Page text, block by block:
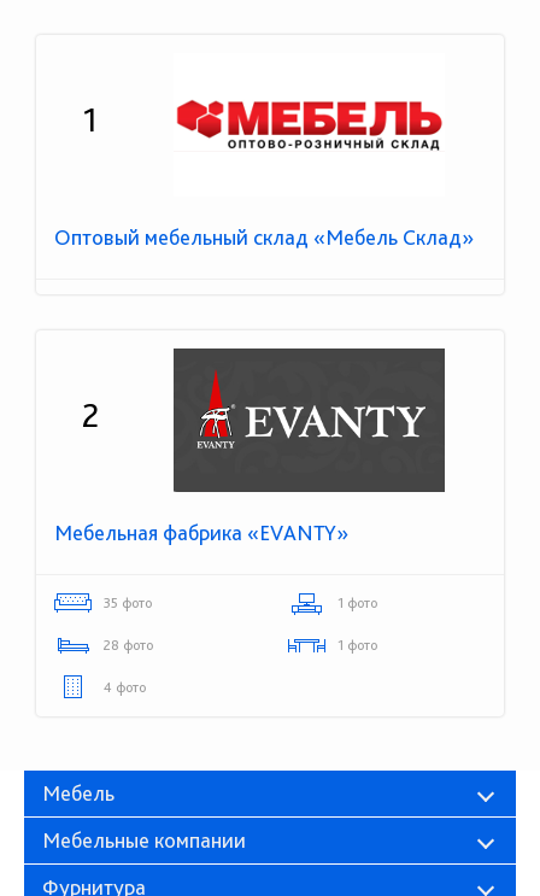
1
Оптовый мебельный склад «Мебель Склад»
2
Мебельная фабрика «EVANTY»
35 фото 1 фото
28 фото 1 фото
4 фото
Мебель
Мебельные компании
Фурнитура